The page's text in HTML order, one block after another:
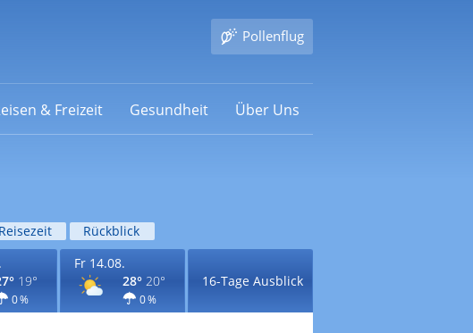
Pollenflug
& Freizeit Gesundheit Über Uns
Reisezeit
Rückblick
19°
0 %
Fr 14.08.
28° 20°
0 %
16-Tage Ausblick